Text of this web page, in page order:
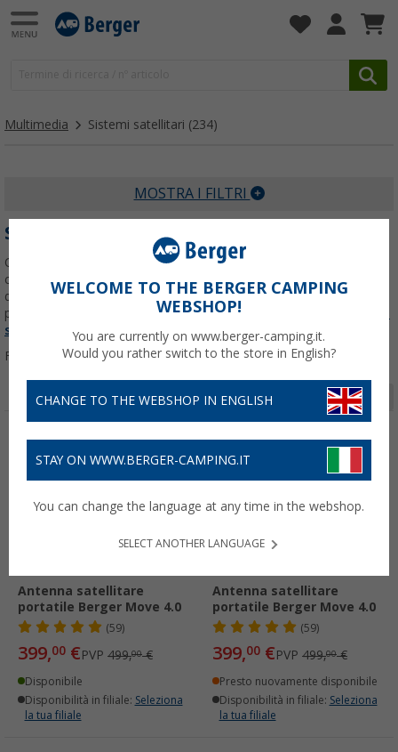
Multimedia Sistemi satellitari (234)
MOSTRA I FILTRI
SISTEMI SATELLITARI
Quando si viaggia, ci si dedica soprattutto al relax e alle persone
che viaggiano con noi. Ma anche durante il viaggio in camper non
devi fare a meno delle tue serie e dei tuoi programmi sportivi
preferiti. Da Berger Camping troveraiPer saperne di più su
satellitari
...
Filtrare per:
Pagina 1 da 8
Antenna satellitare
portatile Berger Move 4.0
(59)
399,00 €PVP 499,00€
Disponibile
Disponibilità in filiale: Seleziona
la tua filiale
Antenna satellitare
portatile Berger Move 4.0
(59)
399,00 €PVP 499,00€
Presto nuovamente disponibile
Disponibilità in filiale: Seleziona
la tua filiale
WELCOME TO THE BERGER CAMPING
WEBSHOP!
You are currently on www.berger-camping.it.
Would you rather switch to the store in English?
CHANGE TO THE WEBSHOP IN ENGLISH
STAY ON WWW.BERGER-CAMPING.IT
You can change the language at any time in the webshop.
SELECT ANOTHER LANGUAGE